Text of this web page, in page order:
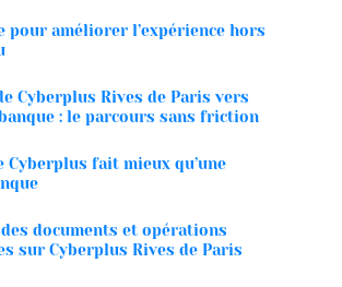
pour améliorer l’expérience hors
Cyberplus Rives de Paris vers
: le parcours sans friction
Cyberplus fait mieux qu’une
documents et opérations
sur Cyberplus Rives de Paris